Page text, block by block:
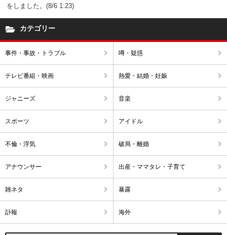
をしました。(8/6 1:23)
カテゴリー
事件・事故・トラブル 噂・疑惑
テレビ番組・映画 熱愛・結婚・妊娠
ジャニーズ 音楽
スポーツ アイドル
不倫・浮気 破局・離婚
アナウンサー 出産・ママタレ・子育て
雑ネタ 暴露
訃報 海外